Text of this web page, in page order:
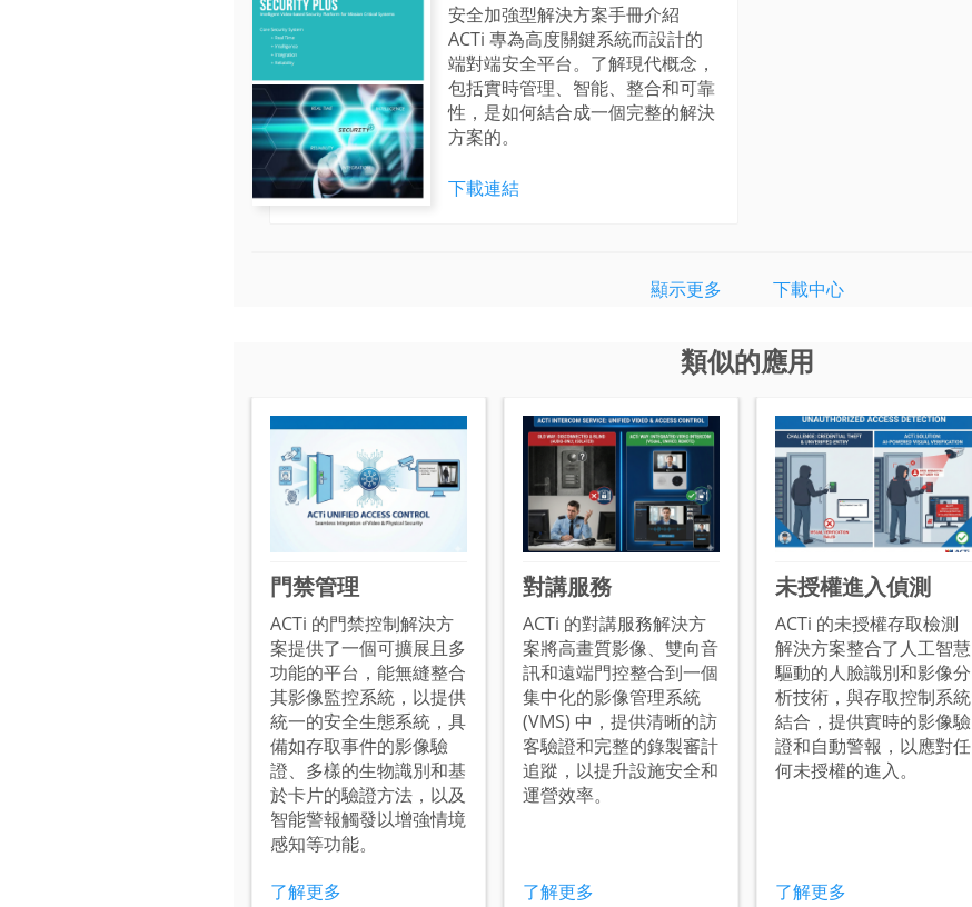
安全加強型解決方案手冊介紹
ACTi 專為高度關鍵系統而設計的
端對端安全平台。了解現代概念，
包括實時管理、智能、整合和可靠
性，是如何結合成一個完整的解決
方案的。
下載連結
顯示更多 下載中心
類似的應用
門禁管理
ACTi 的門禁控制解決方
案提供了一個可擴展且多
功能的平台，能無縫整合
其影像監控系統，以提供
統一的安全生態系統，具
備如存取事件的影像驗
證、多樣的生物識別和基
於卡片的驗證方法，以及
智能警報觸發以增強情境
感知等功能。
了解更多
對講服務
ACTi 的對講服務解決方
案將高畫質影像、雙向音
訊和遠端門控整合到一個
集中化的影像管理系統
(VMS) 中，提供清晰的訪
客驗證和完整的錄製審計
追蹤，以提升設施安全和
運營效率。
了解更多
未授權進入偵測
ACTi 的未授權存取檢測
解決方案整合了人工智慧
驅動的人臉識別和影像分
析技術，與存取控制系統
結合，提供實時的影像驗
證和自動警報，以應對任
何未授權的進入。
了解更多